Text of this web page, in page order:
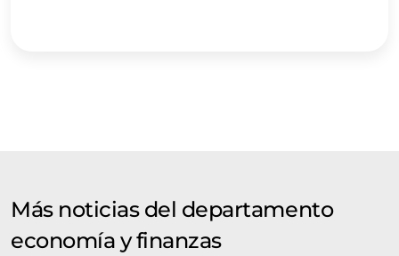
Más noticias del departamento
economía y finanzas